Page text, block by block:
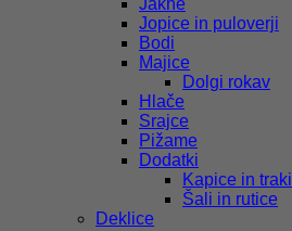
Jakne
Jopice in puloverji
Bodi
Majice
Dolgi rokav
Hlače
Srajce
Pižame
Dodatki
Kapice in traki
Šali in rutice
Deklice